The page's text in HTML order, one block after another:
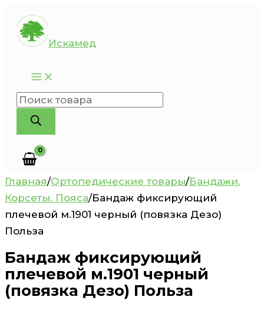
Перейти
содержимому
Искамед
Поиск
товаров
Главная/Ортопедические товары/Бандажи.
Корсеты. Пояса/Бандаж фиксирующий
плечевой м.1901 черный (повязка Дезо)
Польза
Бандаж фиксирующий
плечевой м.1901 черный
(повязка Дезо) Польза